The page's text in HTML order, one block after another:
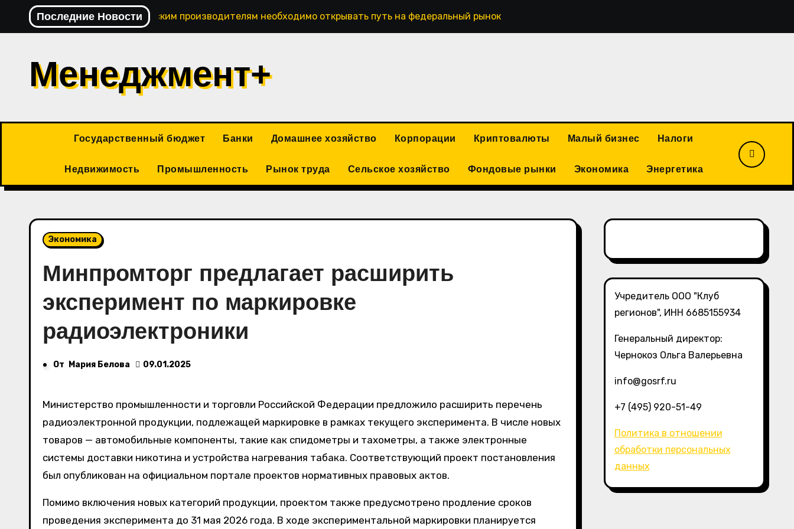
Перейти
Последние Новости
Павел Сумачев: кировским производителям необходимо открывать путь на федеральный рынок
Менеджмент+
Государственный бюджет Банки Домашнее хозяйство Корпорации Криптовалюты Малый бизнес Налоги
Недвижимость Промышленность Рынок труда Сельское хозяйство Фондовые рынки Экономика Энергетика
Экономика
Минпромторг предлагает расширить
эксперимент по маркировке
радиоэлектроники
От Мария Белова 09.01.2025
Министерство промышленности и торговли Российской Федерации предложило расширить перечень
радиоэлектронной продукции, подлежащей маркировке в рамках текущего эксперимента. В числе новых
товаров — автомобильные компоненты, такие как спидометры и тахометры, а также электронные
системы доставки никотина и устройства нагревания табака. Соответствующий проект постановления
был опубликован на официальном портале проектов нормативных правовых актов.
Помимо включения новых категорий продукции, проектом также предусмотрено продление сроков
проведения эксперимента до 31 мая 2026 года. В ходе экспериментальной маркировки планируется
Учредитель ООО "Клуб
регионов", ИНН 6685155934
Генеральный директор:
Чернокоз Ольга Валерьевна
info@gosrf.ru
+7 (495) 920-51-49
Политика в отношении
обработки персональных
данных